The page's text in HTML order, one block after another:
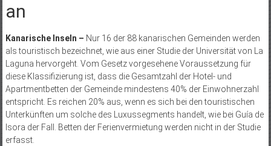
an
Kanarische Inseln – Nur 16 der 88 kanarischen Gemeinden werden
als touristisch bezeichnet, wie aus einer Studie der Universität von La
Laguna hervorgeht. Vom Gesetz vorgesehene Voraussetzung für
diese Klassifizierung ist, dass die Gesamtzahl der Hotel- und
Apartmentbetten der Gemeinde mindestens 40% der Einwohnerzahl
entspricht. Es reichen 20% aus, wenn es sich bei den touristischen
Unterkünften um solche des Luxussegments handelt, wie bei Guía de
Isora der Fall. Betten der Ferienvermietung werden nicht in der Studie
erfasst.